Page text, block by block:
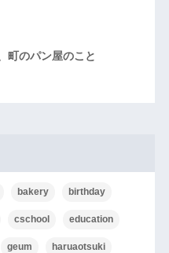
町のパン屋のこと
bakery birthday
cschool education
geum haruaotsuki